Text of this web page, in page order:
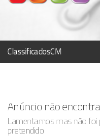
ClassificadosCM
Registo / Login
Anunciar Agora
Anúncio não
Lamentamos mas não foi
pretendido